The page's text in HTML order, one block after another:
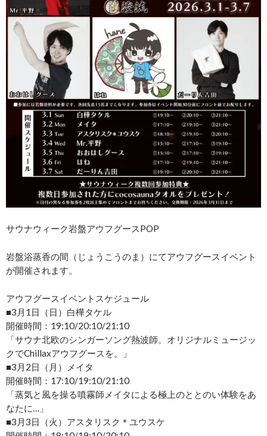
サウナウィーク岩盤アウフグースPOP
岩盤浴蒸香の間（じょうこうのま）にてアウフグースイベント
が開催されます。
アウフグースイベントスケジュール
■3月1日（日）白樺タケル
開催時間：19:10/20:10/21:10
「サウナ北欧のシンガーソング熱波師。オリジナルミュージッ
クでChillaxアウフグースを。」
■3月2日（月）メイタ
開催時間：17:10/19:10/21:10
「蒸気と風を操る噴霧師メイタによる極上のととのい体験をあ
なたに…」
■3月3日（火）アスタリスク＊ユウスケ